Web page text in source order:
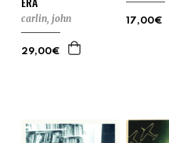
carlin, john
29,00€
17,00€